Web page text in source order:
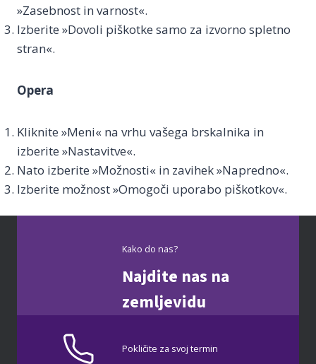
»Zasebnost in varnost«.
Izberite »Dovoli piškotke samo za izvorno spletno
stran«.
Opera
Kliknite »Meni« na vrhu vašega brskalnika in
izberite »Nastavitve«.
Nato izberite »Možnosti« in zavihek »Napredno«.
Izberite možnost »Omogoči uporabo piškotkov«.
Kako do nas?
Najdite nas na
zemljevidu
Pokličite za svoj termin